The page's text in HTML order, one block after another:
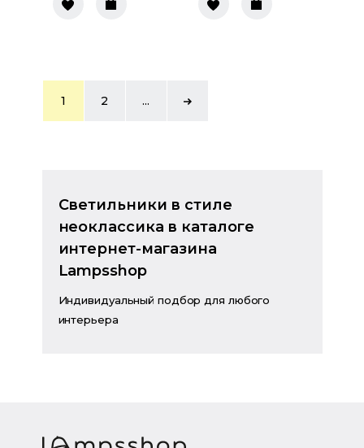
1 2 ...
Светильники в стиле
неоклассика в каталоге
интернет-магазина
Lampsshop
Индивидуальный подбор для любого
интерьера